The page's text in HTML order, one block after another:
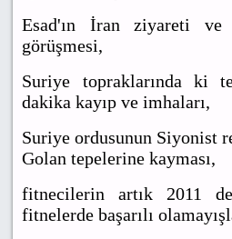
Esad'ın İran ziyareti
görüşmesi,
Suriye topraklarında ki
dakika kayıp ve imhaları,
Suriye ordusunun Siyonist
Golan tepelerine kayması,
fitnecilerin artık 2011
fitnelerde başarılı